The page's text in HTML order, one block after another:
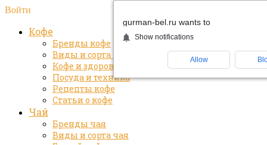
Войти
Кофе
Бренды кофе
Виды и сорта кофе
Кофе и здоровье
Посуда и техника
Рецепты кофе
Статьи о кофе
Чай
Бренды чая
Виды и сорта чая
gurman-bel.ru wants to
Show notifications
Allow